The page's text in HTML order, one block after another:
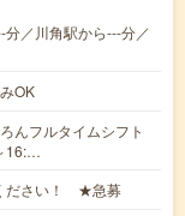
／川角駅から---分／
OK
んフルタイムシフト
16:…
ださい！ ★急募